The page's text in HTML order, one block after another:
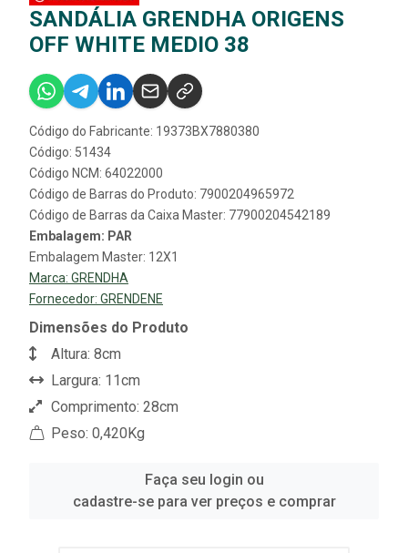
SANDÁLIA GRENDHA ORIGENS
OFF WHITE MEDIO 38
Código do Fabricante: 19373BX7880380
Código: 51434
Código NCM: 64022000
Código de Barras do Produto: 7900204965972
Código de Barras da Caixa Master: 77900204542189
Embalagem: PAR
Embalagem Master: 12X1
Marca: GRENDHA
Fornecedor: GRENDENE
Dimensões do Produto
Altura: 8cm
Largura: 11cm
Comprimento: 28cm
Peso: 0,420Kg
Faça seu login ou
cadastre-se para ver preços e comprar